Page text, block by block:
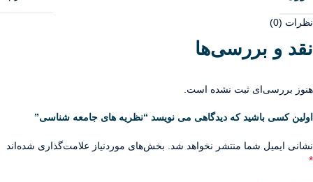
نظرات (0)
نقد و بررسی‌ها
هنوز بررسی‌ای ثبت نشده است.
اولین کسی باشید که دیدگاهی می نویسد “نظریه های جامعه شناسی”
نشانی ایمیل شما منتشر نخواهد شد. بخش‌های موردنیاز علامت‌گذاری شده‌اند
*